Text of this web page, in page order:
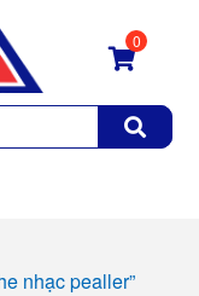
0
nhạc pealler”